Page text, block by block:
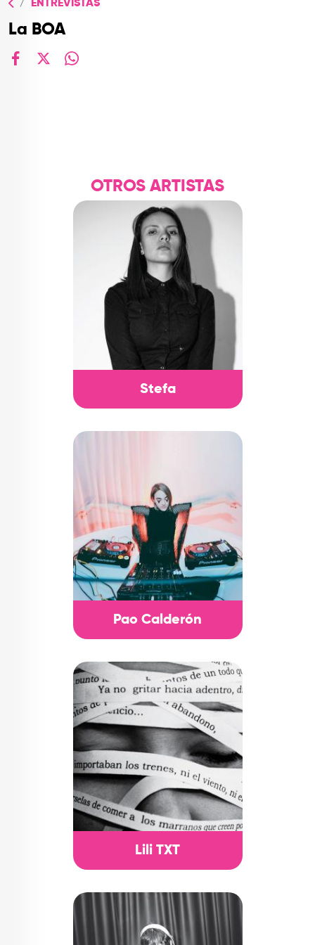
TOP
QUIÉNES SOMOS
CONTACTO
ENTREVISTAS
La BOA
OTROS ARTISTAS
Stefa
Pao Calderón
Lili TXT